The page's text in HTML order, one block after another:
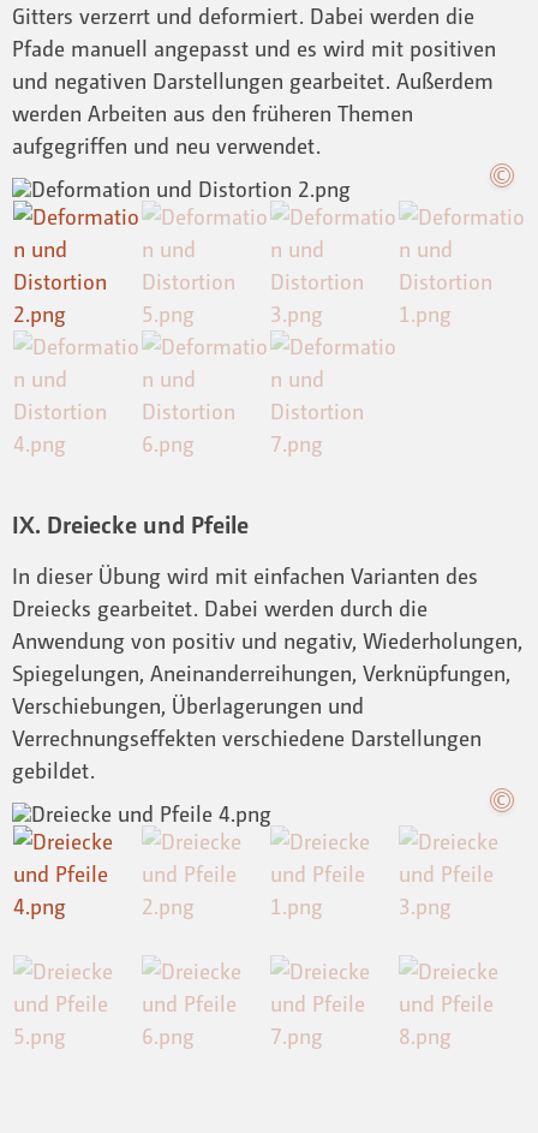
Gitters verzerrt und deformiert. Dabei werden die
Pfade manuell angepasst und es wird mit positiven
und negativen Darstellungen gearbeitet. Außerdem
werden Arbeiten aus den früheren Themen
aufgegriffen und neu verwendet.
IX. Dreiecke und Pfeile
In dieser Übung wird mit einfachen Varianten des
Dreiecks gearbeitet. Dabei werden durch die
Anwendung von positiv und negativ, Wiederholungen,
Spiegelungen, Aneinanderreihungen, Verknüpfungen,
Verschiebungen, Überlagerungen und
Verrechnungseffekten verschiedene Darstellungen
gebildet.